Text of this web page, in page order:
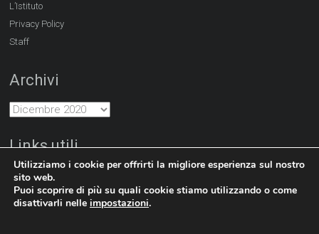
L’Istituto
Privacy Policy
Staff
Archivi
Links utili
http://www.hanban.edu.cn
Utilizziamo i cookie per offrirti la migliore esperienza sul nostro
sito web.
Puoi scoprire di più su quali cookie stiamo utilizzando o come
disattivarli nelle impostazioni.